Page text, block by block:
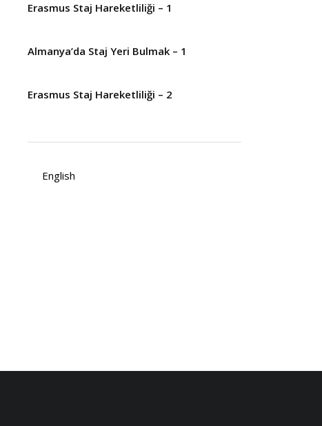
Erasmus Staj Hareketliliği – 1
Almanya’da Staj Yeri Bulmak – 1
Erasmus Staj Hareketliliği – 2
English